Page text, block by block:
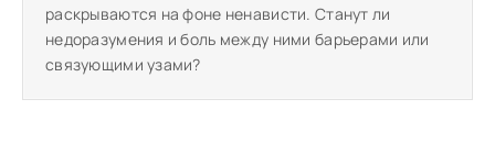
раскрываются на фоне ненависти. Станут ли
недоразумения и боль между ними барьерами или
связующими узами?